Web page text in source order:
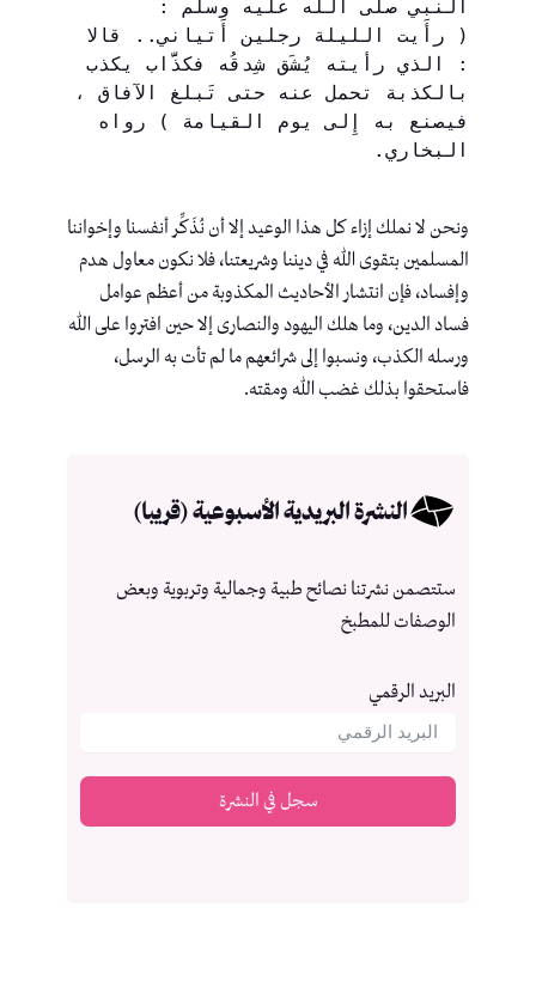
ونحن لا نملك إزاء كل هذا الوعيد إلا أن نُذَكِّر أنفسنا وإخواننا
المسلمين بتقوى الله في ديننا وشريعتنا، فلا نكون معاول هدم
وإفساد، فإن انتشار الأحاديث المكذوبة من أعظم عوامل
فساد الدين، وما هلك اليهود والنصارى إلا حين افتروا على الله
ورسله الكذب، ونسبوا إلى شرائعهم ما لم تأت به الرسل،
فاستحقوا بذلك غضب الله ومقته.
النشرة البريدية الأسبوعية (قريبا)
ستتصمن نشرتنا نصائح طبية وجمالية وتربوية وبعض
الوصفات للمطبخ
البريد الرقمي
سجل في النشرة